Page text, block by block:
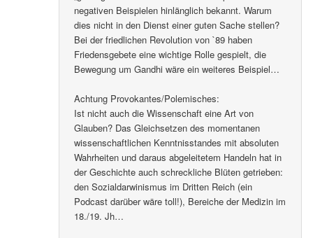
negativen Beispielen hinlänglich bekannt. Warum
dies nicht in den Dienst einer guten Sache stellen?
Bei der friedlichen Revolution von `89 haben
Friedensgebete eine wichtige Rolle gespielt, die
Bewegung um Gandhi wäre ein weiteres Beispiel…
Achtung Provokantes/Polemisches:
Ist nicht auch die Wissenschaft eine Art von
Glauben? Das Gleichsetzen des momentanen
wissenschaftlichen Kenntnisstandes mit absoluten
Wahrheiten und daraus abgeleitetem Handeln hat in
der Geschichte auch schreckliche Blüten getrieben:
den Sozialdarwinismus im Dritten Reich (ein
Podcast darüber wäre toll!), Bereiche der Medizin im
18./19. Jh…